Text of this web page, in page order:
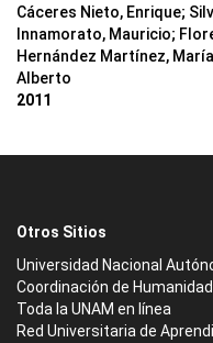
Cáceres Nieto, Enrique;
Innamorato, Mauricio;
Hernández Martínez,
Alberto
2011
Otros Sitios
Universidad Nacional
Coordinación de
Toda la UNAM en línea
Red Universitaria de